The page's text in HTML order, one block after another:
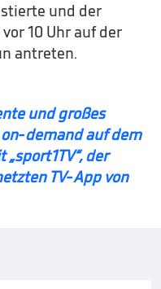
und der
10 Uhr auf der
antreten.
und großes
demand auf dem
der
TV-App von